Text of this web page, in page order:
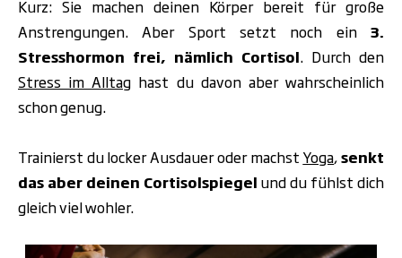
Kurz: Sie machen deinen Körper bereit für große
Anstrengungen.Aber Sport setzt noch ein3.
Stresshormon frei, nämlich Cortisol. Durch den
Stress im Alltag hast du davon aber wahrscheinlich
schon genug.
Trainierst du locker Ausdauer oder machst Yoga,senkt
das aber deinen Cortisolspiegel und du fühlst dich
gleich viel wohler.